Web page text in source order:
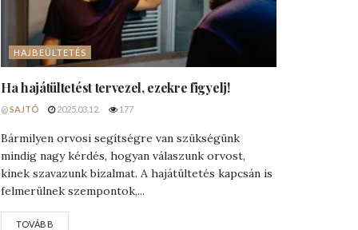
HAJBEÜLTETÉS
Ha hajátültetést tervezel, ezekre figyelj!
@SAJTÓ 2025.03.12. 177
Bármilyen orvosi segítségre van szükségünk
mindig nagy kérdés, hogyan válaszunk orvost,
kinek szavazunk bizalmat. A hajátültetés kapcsán is
felmerülnek szempontok,...
TOVÁBB